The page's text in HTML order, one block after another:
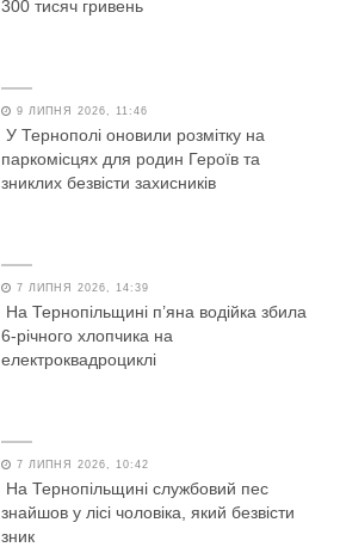
300 тисяч гривень
9 ЛИПНЯ 2026, 11:46
У Тернополі оновили розмітку на
паркомісцях для родин Героїв та
зниклих безвісти захисників
7 ЛИПНЯ 2026, 14:39
На Тернопільщині п’яна водійка збила
6-річного хлопчика на
електроквадроциклі
7 ЛИПНЯ 2026, 10:42
На Тернопільщині службовий пес
знайшов у лісі чоловіка, який безвісти
зник